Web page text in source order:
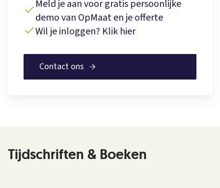
Meld je aan voor gratis persoonlijke
demo van OpMaat en je offerte
Wil je inloggen? Klik hier
Contact ons
Tijdschriften & Boeken